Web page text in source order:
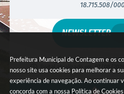
Prefeitura Municipal de Contagem e os
nosso site usa cookies para melhorar a
experiência de navegação. Ao continuar
concorda com a nossa Política de Cookies
18.715.508/
Versão do Sistema:
Portal atualizado em:
07/08/2026
NEWSLETTER